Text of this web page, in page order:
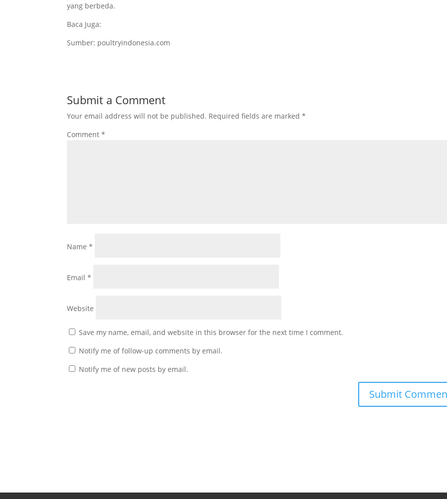
yang berbeda.
Baca Juga:
Sumber: poultryindonesia.com
Submit a Comment
Your email address will not be published. Required fields are marked*
Comment*
Name*
Email*
Website
Save my name, email, and website in this browser for the next time I comment.
Notify me of follow-up comments by email.
Notify me of new posts by email.